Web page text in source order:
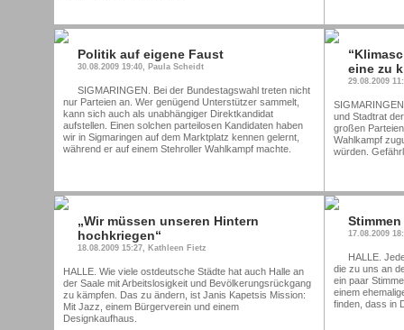
Politik auf eigene Faust
30.08.2009 19:40, Paula Scheidt
SIGMARINGEN. Bei der Bundestagswahl treten nicht
nur Parteien an. Wer genügend Unterstützer sammelt,
kann sich auch als unabhängiger Direktkandidat
aufstellen. Einen solchen parteilosen Kandidaten haben
wir in Sigmaringen auf dem Marktplatz kennen gelernt,
während er auf einem Stehroller Wahlkampf machte.
eine zu
29.08.2009
und Stadtrat
großen
Wahlkampf
würden.
„Wir müssen unseren Hintern
hochkriegen“
18.08.2009 15:27, Kathleen Fietz
HALLE. Wie viele ostdeutsche Städte hat auch Halle an
der Saale mit Arbeitslosigkeit und Bevölkerungsrückgang
zu kämpfen. Das zu ändern, ist Janis Kapetsis Mission:
Mit Jazz, einem Bürgerverein und einem
Designkaufhaus.
17.08.2009
HALLE.
die zu uns an
ein paar
einem
finden, dass in